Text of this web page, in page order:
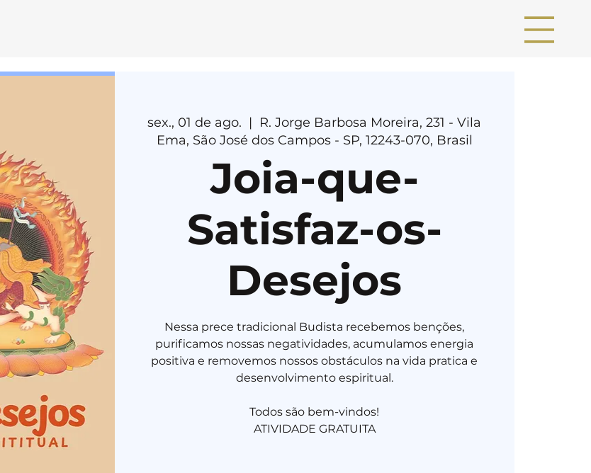
sex., 01 de ago.
  |
R. Jorge Barbosa Moreira, 231 - Vila
Ema, São José dos Campos - SP, 12243-070, Brasil
Joia-que-
Satisfaz-os-
Desejos
Nessa prece tradicional Budista recebemos benções,
purificamos nossas negatividades, acumulamos energia
positiva e removemos nossos obstáculos na vida pratica e
desenvolvimento espiritual.
Todos são bem-vindos!
ATIVIDADE GRATUITA